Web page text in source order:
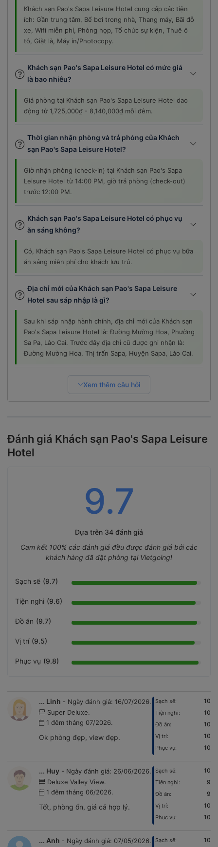
Khách sạn Pao's Sapa Leisure Hotel cung cấp các tiện
ích: Gần trung tâm, Bể bơi trong nhà, Thang máy, Bãi đỗ
xe, Wifi miễn phí, Phòng họp, Tổ chức sự kiện, Thuê ô
tô, Giặt là, Máy in/Photocopy.
Khách sạn Pao's Sapa Leisure Hotel có mức giá
là bao nhiêu?
Giá phòng tại Khách sạn Pao's Sapa Leisure Hotel dao
động từ 1,725,000₫ - 8,140,000₫ mỗi đêm.
Thời gian nhận phòng và trả phòng của Khách
sạn Pao's Sapa Leisure Hotel?
Giờ nhận phòng (check-in) tại Khách sạn Pao's Sapa
Leisure Hotel từ 14:00 PM, giờ trả phòng (check-out)
trước 12:00 PM.
Khách sạn Pao's Sapa Leisure Hotel có phục vụ
ăn sáng không?
Có, Khách sạn Pao's Sapa Leisure Hotel có phục vụ bữa
ăn sáng miễn phí cho khách lưu trú.
Địa chỉ mới của Khách sạn Pao's Sapa Leisure
Hotel sau sáp nhập là gì?
Sau khi sáp nhập hành chính, địa chỉ mới của Khách sạn
Pao's Sapa Leisure Hotel là: Đường Mường Hoa, Phường
Sa Pa, Lào Cai. Trước đây địa chỉ cũ được ghi nhận là:
Đường Mường Hoa, Thị trấn Sapa, Huyện Sapa, Lào Cai.
Xem thêm câu hỏi
Đánh giá Khách sạn Pao's Sapa Leisure
Hotel
9.7
Dựa trên 34 đánh giá
Cam kết 100% các đánh giá đều được đánh giá bởi các
khách hàng đã đặt phòng tại Vietgoing!
Sạch sẽ (9.7)
Tiện nghi (9.6)
Đồ ăn (9.7)
Vị trí (9.5)
Phục vụ (9.8)
... Linh - Ngày đánh giá: 16/07/2026.
Super Deluxe.
1 đêm tháng 07/2026.
Ok phòng đẹp, view đẹp.
Sạch sẽ: 10
Tiện nghi: 10
Đồ ăn: 10
Vị trí: 10
Phục vụ: 10
... Huy - Ngày đánh giá: 26/06/2026.
Deluxe Valley View.
1 đêm tháng 06/2026.
Tốt, phòng ổn, giá cả hợp lý.
Sạch sẽ: 10
Tiện nghi: 9
Đồ ăn: 9
Vị trí: 10
Phục vụ: 10
... Anh - Ngày đánh giá: 07/05/2026.
Sạch sẽ: 10